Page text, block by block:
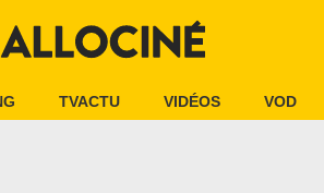
TVACTU VIDÉOS VOD